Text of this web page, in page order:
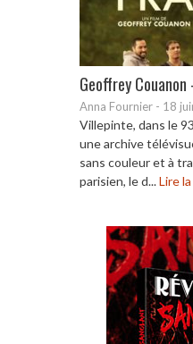
Geoffrey
Anna Fournier - 18
Villepinte, dans le
une archive
sans couleur et à
parisien, le d...Lire